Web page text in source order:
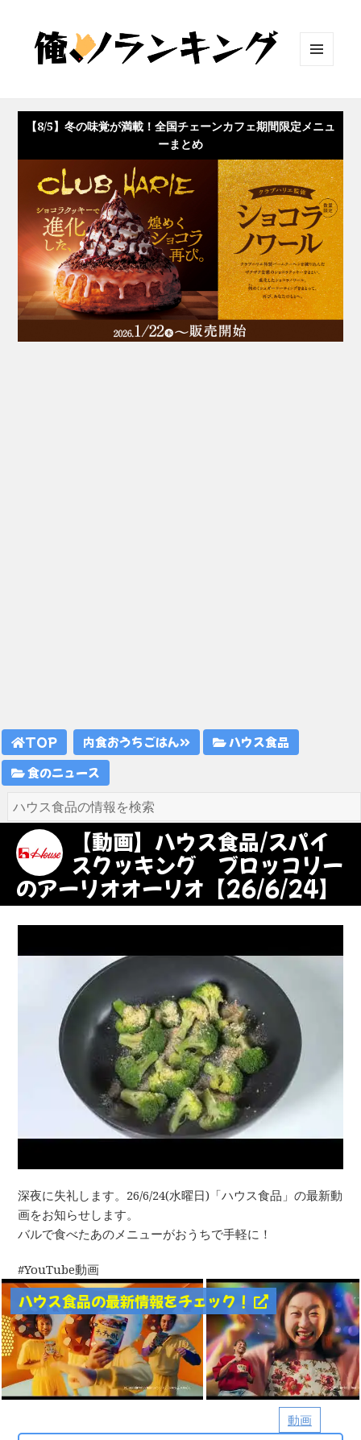
ット
【8/5】冬の味覚が満載！全国チェーンカフェ期間限定メニュ
ーまとめ
TOP 内食おうちごはん
ハウス食品
食のニュース
【動画】ハウス食品/スパイ
スクッキング ブロッコリー
のアーリオオーリオ【26/6/24】
深夜に失礼します。26/6/24(水曜日)「ハウス食品」の最新動
画をお知らせします。
バルで食べたあのメニューがおうちで手軽に！
動画
YouTube動画
ハウス食品の最新情報をチェック！